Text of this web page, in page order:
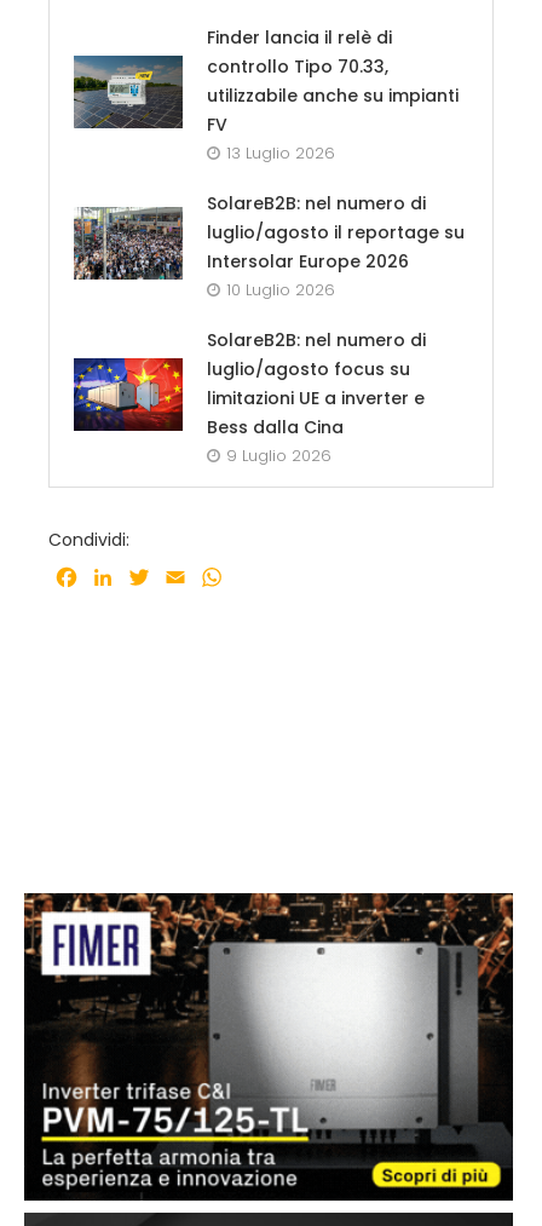
Finder lancia il relè di
controllo Tipo 70.33,
utilizzabile anche su impianti
FV
13 Luglio 2026
SolareB2B: nel numero di
luglio/agosto il reportage su
Intersolar Europe 2026
10 Luglio 2026
SolareB2B: nel numero di
luglio/agosto focus su
limitazioni UE a inverter e
Bess dalla Cina
9 Luglio 2026
Condividi:
Facebook
LinkedInTwitter
Email